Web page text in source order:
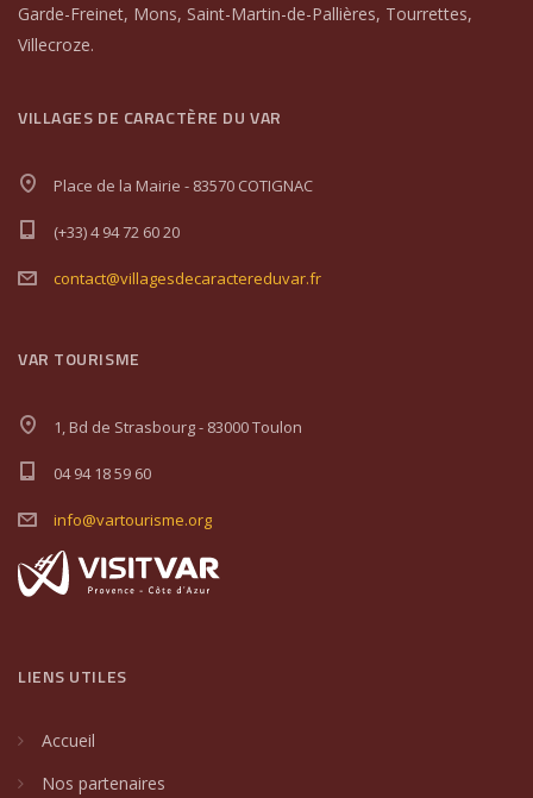
Garde-Freinet, Mons, Saint-Martin-de-Pallières, Tourrettes,
Villecroze.
VILLAGES DE CARACTÈRE DU VAR
Place de la Mairie - 83570 COTIGNAC
(+33) 4 94 72 60 20
contact@villagesdecaractereduvar.fr
VAR TOURISME
1, Bd de Strasbourg - 83000 Toulon
04 94 18 59 60
info@vartourisme.org
LIENS UTILES
Accueil
Nos partenaires